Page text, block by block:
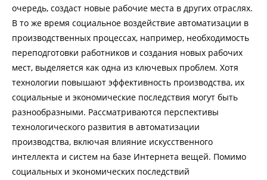
очередь, создаст новые рабочие места в других отраслях.
В то же время социальное воздействие автоматизации в
производственных процессах, например, необходимость
переподготовки работников и создания новых рабочих
мест, выделяется как одна из ключевых проблем. Хотя
технологии повышают эффективность производства, их
социальные и экономические последствия могут быть
разнообразными. Рассматриваются перспективы
технологического развития в автоматизации
производства, включая влияние искусственного
интеллекта и систем на базе Интернета вещей. Помимо
социальных и экономических последствий